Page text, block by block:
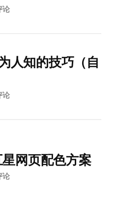
论
人知的技巧（自
论
网页配色方案
论